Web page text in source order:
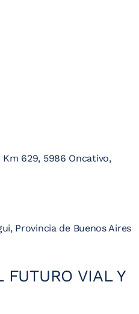
629, 5986 Oncativo,
Provincia de Buenos Aires
FUTURO VIAL Y